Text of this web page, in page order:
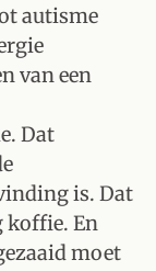
autisme
van een
Dat
is. Dat
koffie. En
moet